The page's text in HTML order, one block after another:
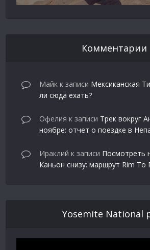
Комментарии
Майк к записи Мексиканская
ли сюда ехать?
Офелия к записи Трек вокруг
ноябре: отчет о поездке в
Ираклий к записи Посмотреть
Каньон снизу: маршрут Rim To
Yosemite National